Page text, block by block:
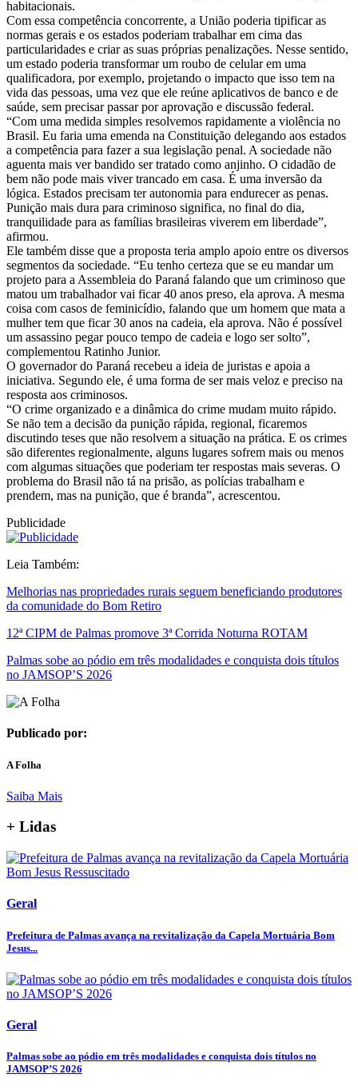
habitacionais.
Com essa competência concorrente, a União poderia tipificar as
normas gerais e os estados poderiam trabalhar em cima das
particularidades e criar as suas próprias penalizações. Nesse sentido,
um estado poderia transformar um roubo de celular em uma
qualificadora, por exemplo, projetando o impacto que isso tem na
vida das pessoas, uma vez que ele reúne aplicativos de banco e de
saúde, sem precisar passar por aprovação e discussão federal.
“Com uma medida simples resolvemos rapidamente a violência no
Brasil. Eu faria uma emenda na Constituição delegando aos estados
a competência para fazer a sua legislação penal. A sociedade não
aguenta mais ver bandido ser tratado como anjinho. O cidadão de
bem não pode mais viver trancado em casa. É uma inversão da
lógica. Estados precisam ter autonomia para endurecer as penas.
Punição mais dura para criminoso significa, no final do dia,
tranquilidade para as famílias brasileiras viverem em liberdade”,
afirmou.
Ele também disse que a proposta teria amplo apoio entre os diversos
segmentos da sociedade. “Eu tenho certeza que se eu mandar um
projeto para a Assembleia do Paraná falando que um criminoso que
matou um trabalhador vai ficar 40 anos preso, ela aprova. A mesma
coisa com casos de feminicídio, falando que um homem que mata a
mulher tem que ficar 30 anos na cadeia, ela aprova. Não é possível
um assassino pegar pouco tempo de cadeia e logo ser solto”,
complementou Ratinho Junior.
O governador do Paraná recebeu a ideia de juristas e apoia a
iniciativa. Segundo ele, é uma forma de ser mais veloz e preciso na
resposta aos criminosos.
“O crime organizado e a dinâmica do crime mudam muito rápido.
Se não tem a decisão da punição rápida, regional, ficaremos
discutindo teses que não resolvem a situação na prática. E os crimes
são diferentes regionalmente, alguns lugares sofrem mais ou menos
com algumas situações que poderiam ter respostas mais severas. O
problema do Brasil não tá na prisão, as polícias trabalham e
prendem, mas na punição, que é branda”, acrescentou.
Publicidade
Leia Também:
Melhorias nas propriedades rurais seguem beneficiando produtores
da comunidade do Bom Retiro
12ª CIPM de Palmas promove 3ª Corrida Noturna ROTAM
Palmas sobe ao pódio em três modalidades e conquista dois títulos
no JAMSOP’S 2026
Publicado por:
A Folha
Saiba Mais
+ Lidas
Geral
Prefeitura de Palmas avança na revitalização da Capela Mortuária Bom
Jesus...
Geral
Palmas sobe ao pódio em três modalidades e conquista dois títulos no
JAMSOP’S 2026